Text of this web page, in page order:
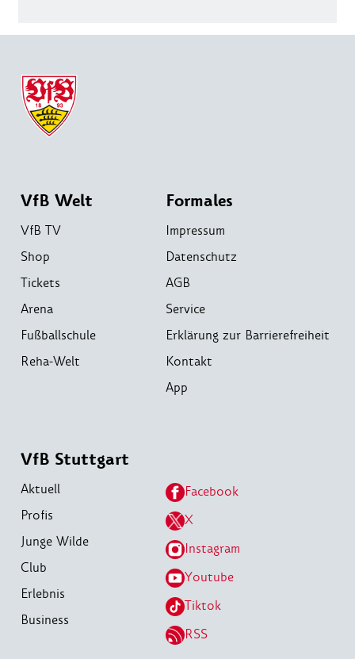
VfB Welt
VfB TV
Shop
Tickets
Arena
Fußballschule
Reha-Welt
Formales
Impressum
Datenschutz
AGB
Service
Erklärung zur Barrierefreiheit
Kontakt
App
VfB Stuttgart
Aktuell
Profis
Junge Wilde
Club
Erlebnis
Business
Facebook
X
Instagram
Youtube
Tiktok
RSS